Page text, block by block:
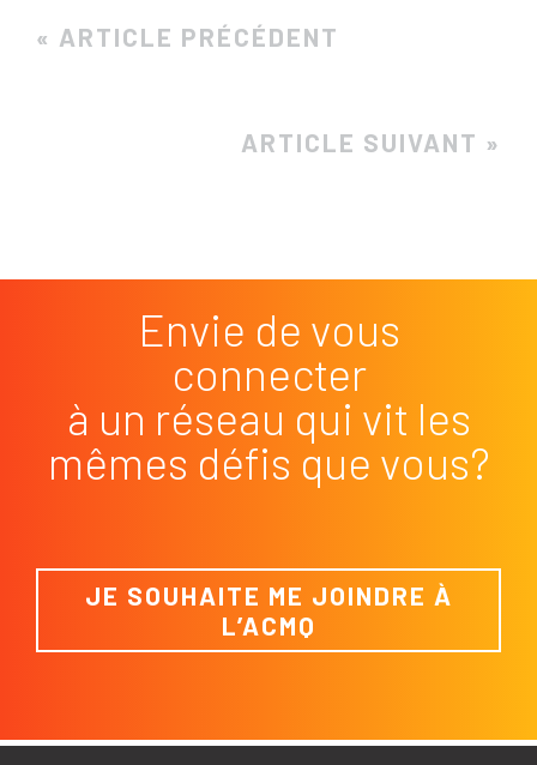
« ARTICLE PRÉCÉDENT
ARTICLE SUIVANT »
Envie de vous
connecter
à un réseau qui vit les
mêmes défis que vous?
JE SOUHAITE ME JOINDRE À
L’ACMQ